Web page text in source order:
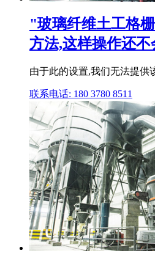
"玻璃纤维土工格
方法,这样操作还不
由于此的设置,我们无法提供
联系电话: 180 3780 8511